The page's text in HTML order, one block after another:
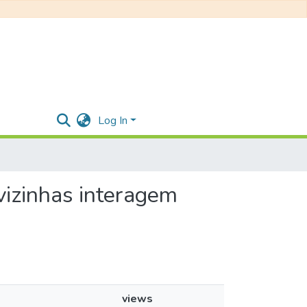
Log In
interagem
views